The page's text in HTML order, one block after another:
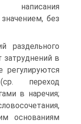
написания
без
раздельного
затруднений в
регулируются
переход
в наречия;
основаниям